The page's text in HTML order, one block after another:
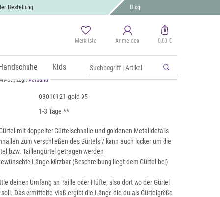
Bestellung Blog
Merkliste Anmelden
0
0,00 €
Kids
Gürtel mit goldenen Metall
zzgl.Versand
03010121-gold-95
1-3 Tage **
mit doppelter Gürtelschnalle und goldenen Metalldetails
zum verschließen des Gürtels / kann auch locker um die
bzw. Taillengürtel getragen werden
Länge kürzbar (Beschreibung liegt dem Gürtel bei)
deinen Umfang an Taille oder Hüfte, also dort wo der Gürtel
Das ermittelte Maß ergibt die Länge die du als Gürtelgröße